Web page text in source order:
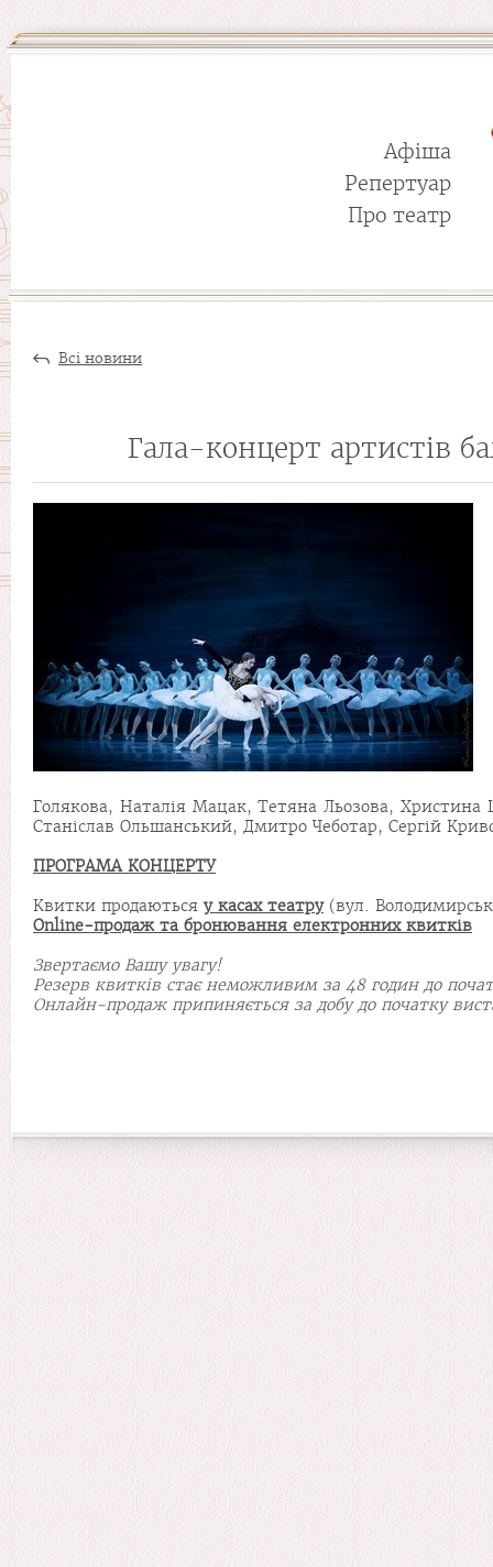
Афіша
Репертуар
Про театр
Всі новини
Гала-концерт артистів
Голякова, Наталія Мацак, Тетяна Льозова,
Станіслав Ольшанський, Дмитро Чеботар, Сергій
ПРОГРАМА КОНЦЕРТУ
Квитки продаються у касах театру(вул.
Online-продаж та бронювання електронних квитків
Звертаємо Вашу увагу!
Резерв квитків стає неможливим за 48 годин до
Онлайн-продаж припиняється за добу до початку